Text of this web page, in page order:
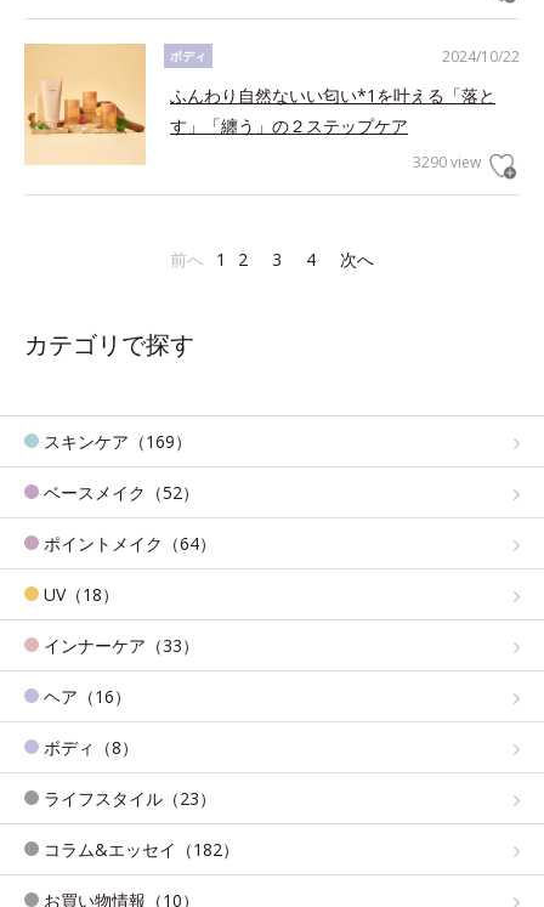
2024/10/22
ボディ
ふんわり自然ないい匂い*1を叶える「落と
す」「纏う」の２ステップケア
3290 view
前へ 1 2 3 4 次へ
カテゴリで探す
スキンケア（169）
ベースメイク（52）
ポイントメイク（64）
UV（18）
インナーケア（33）
ヘア（16）
ボディ（8）
ライフスタイル（23）
コラム&エッセイ（182）
お買い物情報（10）